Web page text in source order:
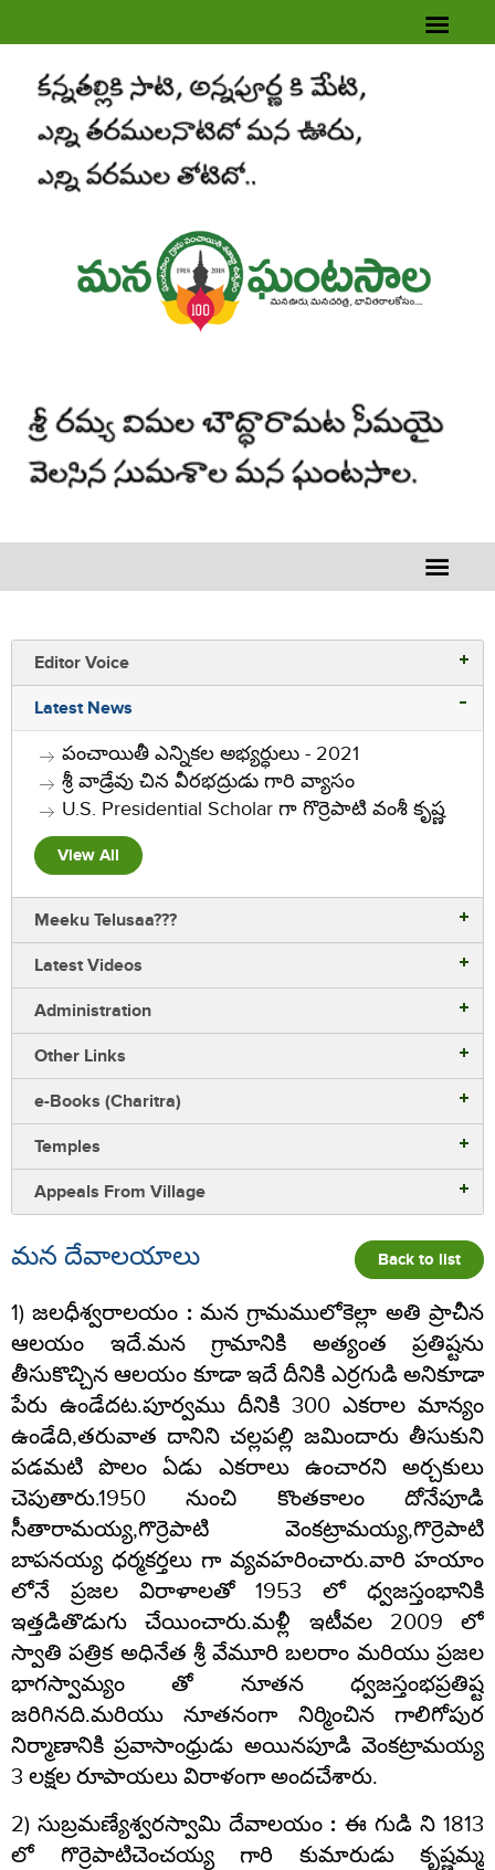
Villagte Information
Lorem ipsum dolor sit amet consectetur adipiscing elit auris
eget tincidunt sem
Editor Voice
Latest News
పంచాయితీ ఎన్నికల అభ్యర్ధులు - 2021
శ్రీ వాడ్రేవు చిన వీరభద్రుడు గారి వ్యాసం
U.S. Presidential Scholar గా గొర్రెపాటి వంశీ కృష్ణ
View All
Meeku Telusaa???
Latest Videos
Administration
Other Links
e-Books (Charitra)
Temples
Appeals From Village
మన దేవాలయాలు Back to list
1)జలధీశ్వరాలయం :మన గ్రామములోకెల్లా అతి ప్రాచీన
ఆలయం ఇదే.మన గ్రామానికి అత్యంత ప్రతిష్టను
తీసుకొచ్చిన ఆలయం కూడా ఇదే దీనికి ఎర్రగుడి అనికూడా
పేరు ఉండేదట.పూర్వము దీనికి 300 ఎకరాల మాన్యం
ఉండేది,తరువాత దానిని చల్లపల్లి జమిందారు తీసుకుని
పడమటి పొలం ఏడు ఎకరాలు ఉంచారని అర్చకులు
చెపుతారు.1950 నుంచి కొంతకాలం దోనేపూడి
సీతారామయ్య,గొర్రెపాటి వెంకట్రామయ్య,గొర్రెపాటి
బాపనయ్య ధర్మకర్తలు గా వ్యవహరించారు.వారి హయాం
లోనే ప్రజల విరాళాలతో 1953 లో ధ్వజస్తంభానికి
ఇత్తడితొడుగు చేయించారు.మళ్లీ ఇటీవల 2009 లో
స్వాతి పత్రిక అధినేత శ్రీ వేమూరి బలరాం మరియు ప్రజల
భాగస్వామ్యం తో నూతన ధ్వజస్తంభప్రతిష్ట
జరిగినది.మరియు నూతనంగా నిర్మించిన గాలిగోపుర
నిర్మాణానికి ప్రవాసాంధ్రుడు అయినపూడి వెంకట్రామయ్య
3 లక్షల రూపాయలు విరాళంగా అందచేశారు.
2) సుబ్రమణ్యేశ్వరస్వామి దేవాలయం : ఈ గుడి ని 1813
లో గొర్రెపాటిచెంచయ్య గారి కుమారుడు కృష్ణమ్మ